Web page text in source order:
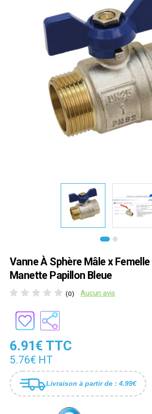
Vanne À Sphère Mâle x
Manette Papillon Bleue
(0) Aucun avis
6.91€ TTC
5.76€ HT
Livraison à partir de : 4.99€